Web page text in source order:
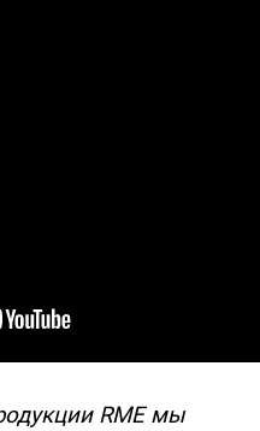
ции RME мы